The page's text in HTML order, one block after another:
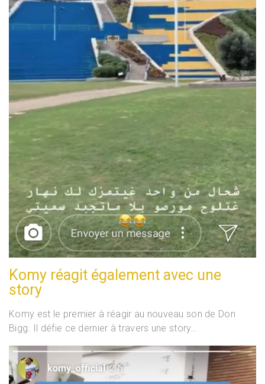
Komy réagit également avec une
story
Komy est le premier à réagir au nouveau son de Don
Bigg. Il défie ce dernier à travers une story…